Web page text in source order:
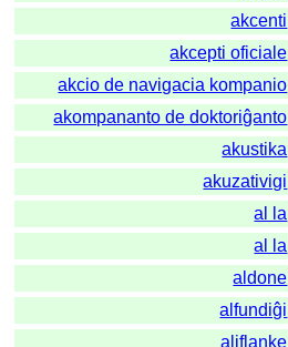
akcenti
akcepti oficiale
akcio de navigacia kompanio
akompananto de doktoriĝanto
akustika
akuzativigi
al la
al la
aldone
alfundiĝi
aliflanke